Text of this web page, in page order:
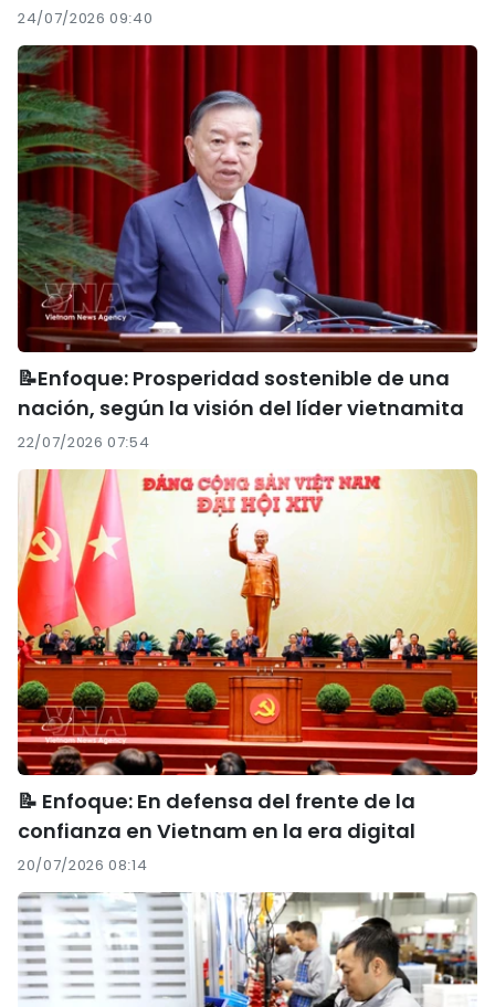
24/07/2026 09:40
📝Enfoque: Prosperidad sostenible de una
nación, según la visión del líder vietnamita
22/07/2026 07:54
📝 Enfoque: En defensa del frente de la
confianza en Vietnam en la era digital
20/07/2026 08:14